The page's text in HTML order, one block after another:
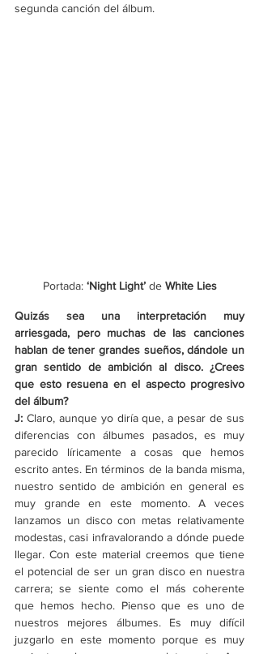
segunda canción del álbum.
Portada: ‘Night Light’ de White Lies
Quizás sea una interpretación muy
arriesgada, pero muchas de las canciones
hablan de tener grandes sueños, dándole un
gran sentido de ambición al disco. ¿Crees
que esto resuena en el aspecto progresivo
del álbum?
J: Claro, aunque yo diría que, a pesar de sus
diferencias con álbumes pasados, es muy
parecido líricamente a cosas que hemos
escrito antes. En términos de la banda misma,
nuestro sentido de ambición en general es
muy grande en este momento. A veces
lanzamos un disco con metas relativamente
modestas, casi infravalorando a dónde puede
llegar. Con este material creemos que tiene
el potencial de ser un gran disco en nuestra
carrera; se siente como el más coherente
que hemos hecho. Pienso que es uno de
nuestros mejores álbumes. Es muy difícil
juzgarlo en este momento porque es muy